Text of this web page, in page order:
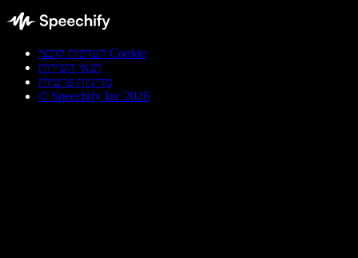
העדפות קובצי Cookie
תנאי השירות
מדיניות פרטיות
© Speechify Inc 2026